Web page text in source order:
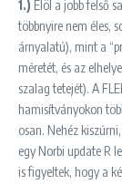
1.) Elöl a jobb felső
többnyire nem éles,
árnyalatú), mint a
méretét, és az
szalag tetejét). A
hamisítványokon
osan. Nehéz
egy Norbi update R
is figyeltek, hogy a